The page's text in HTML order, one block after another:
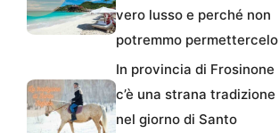
vero lusso e perché non
potremmo permettercelo
In provincia di Frosinone
c’è una strana tradizione
nel giorno di Santo